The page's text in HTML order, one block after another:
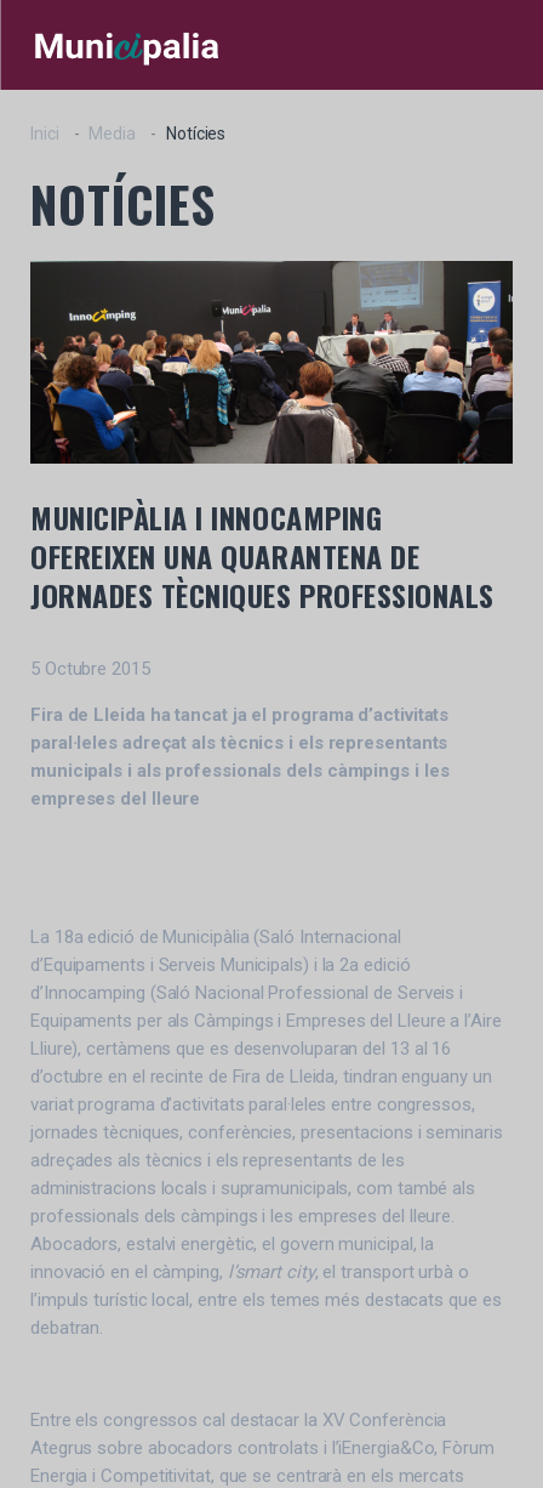
Inici Media Notícies
NOTÍCIES
MUNICIPÀLIA I INNOCAMPING
OFEREIXEN UNA QUARANTENA DE
JORNADES TÈCNIQUES PROFESSIONALS
5 Octubre 2015
Fira de Lleida ha tancat ja el programa d’activitats
paral·leles adreçat als tècnics i els representants
municipals i als professionals dels càmpings i les
empreses del lleure
La 18a edició de Municipàlia (Saló Internacional
d’Equipaments i Serveis Municipals) i la 2a edició
d’Innocamping (Saló Nacional Professional de Serveis i
Equipaments per als Càmpings i Empreses del Lleure a l’Aire
Lliure), certàmens que es desenvoluparan del 13 al 16
d’octubre en el recinte de Fira de Lleida, tindran enguany un
variat programa d’activitats paral·leles entre congressos,
jornades tècniques, conferències, presentacions i seminaris
adreçades als tècnics i els representants de les
administracions locals i supramunicipals, com també als
professionals dels càmpings i les empreses del lleure.
Abocadors, estalvi energètic, el govern municipal, la
innovació en el càmping, l’smart city, el transport urbà o
l’impuls turístic local, entre els temes més destacats que es
debatran.
Entre els congressos cal destacar la XV Conferència
Ategrus sobre abocadors controlats i l’iEnergia&Co, Fòrum
Energia i Competitivitat, que se centrarà en els mercats